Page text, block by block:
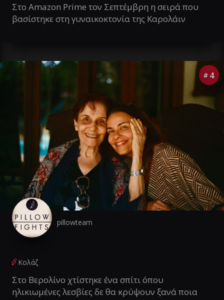
Στο Amazon Prime τον Σεπτέμβρη η σειρά που
βασίστηκε στη γυναικοκτονία της Καρολάιν
# 4
pillowteam
Κολάζ
Στο Βερολίνο χτίστηκε ένα σπίτι όπου
ηλικιωμένες λεσβίες δε θα κρύψουν ξανά ποια